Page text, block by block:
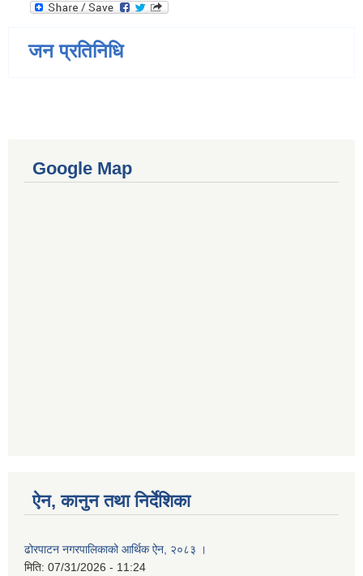
जन प्रतिनिधि
Google Map
ऐन, कानुन तथा निर्देशिका
ढोरपाटन नगरपालिकाको आर्थिक ऐन, २०८३ ।
मिति: 07/31/2026 - 11:24